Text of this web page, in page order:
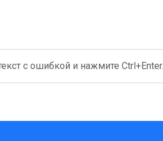
с ошибкой и нажмите Ctrl+Enter.